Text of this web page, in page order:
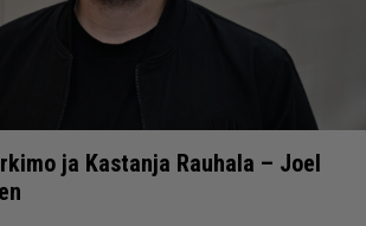
ja Kastanja Rauhala – Joel